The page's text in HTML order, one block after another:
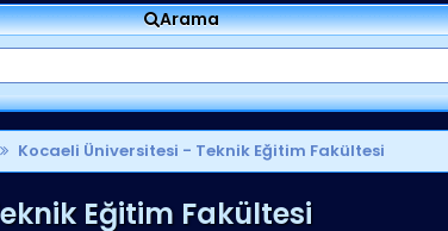
Arama
Kocaeli Üniversitesi - Teknik Eğitim Fakültesi
Eğitim Fakültesi